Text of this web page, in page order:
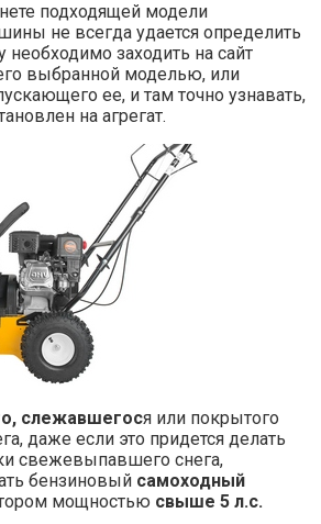
подходящей модели
не всегда удается определить
необходимо заходить на сайт
выбранной моделью, или
ее, и там точно узнавать,
на агрегат.
слежавшегося или покрытого
даже если это придется делать
свежевыпавшего снега,
бензиновый самоходный
мощностью свыше 5 л.с.